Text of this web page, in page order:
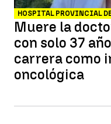
HOSPITAL PROVINCIAL
Muere la
con solo 37
carrera como
oncológica